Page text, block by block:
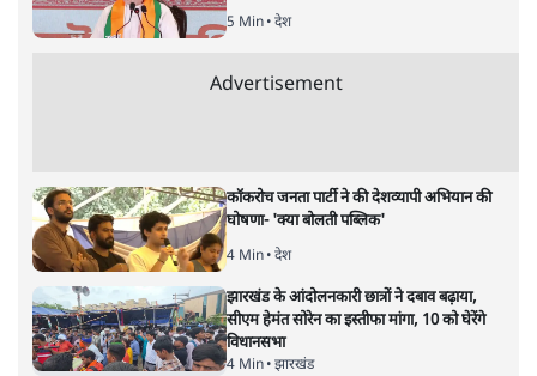
5 Min• देश
Advertisement
कॉकरोच जनता पार्टी ने की देशव्यापी अभियान की
घोषणा- 'क्या बोलती पब्लिक'
4 Min• देश
झारखंड के आंदोलनकारी छात्रों ने दबाव बढ़ाया,
सीएम हेमंत सोरेन का इस्तीफा मांगा, 10 को घेरेंगे
विधानसभा
4 Min• झारखंड